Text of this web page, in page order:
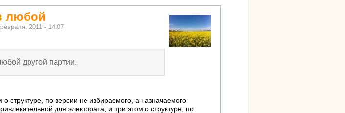
любой
2011 - 14:07
другой партии.
структуре, по версии не избираемого, а назначаемого
для электората, и при этом о структуре, по